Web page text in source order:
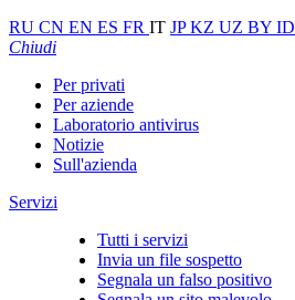
RU CN EN ES FR IT JPKZ UZ BY ID
Chiudi
Per privati
Per aziende
Laboratorio antivirus
Notizie
Sull'azienda
Servizi
Tutti i servizi
Invia un file sospetto
Segnala un falso positivo